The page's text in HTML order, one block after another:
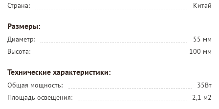
Страна:
Китай
Размеры:
Диаметр:
55 мм
Высота:
100 мм
Технические характеристики:
Общая мощность:
35Вт
Площадь освещения:
2,1 м2